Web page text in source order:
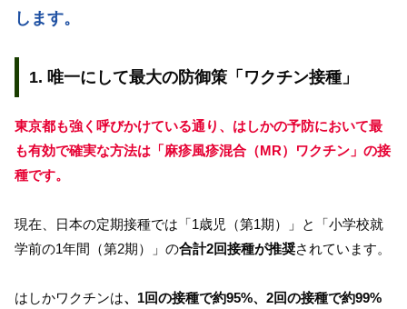
します。
1. 唯一にして最大の防御策「ワクチン接種」
東京都も強く呼びかけている通り、はしかの予防において最
も有効で確実な方法は「麻疹風疹混合（MR）ワクチン」の接
種です。
現在、日本の定期接種では「1歳児（第1期）」と「小学校就
学前の1年間（第2期）」の合計2回接種が推奨されています。
はしかワクチンは、1回の接種で約95%、2回の接種で約99%